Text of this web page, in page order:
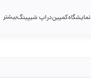
نمایشگاهکمپیندراپ شیپینگبیشتر